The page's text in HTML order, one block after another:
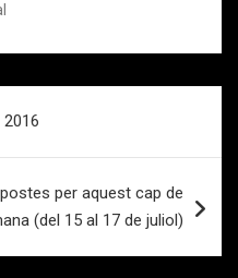
per aquest cap de
(del 15 al 17 de juliol)